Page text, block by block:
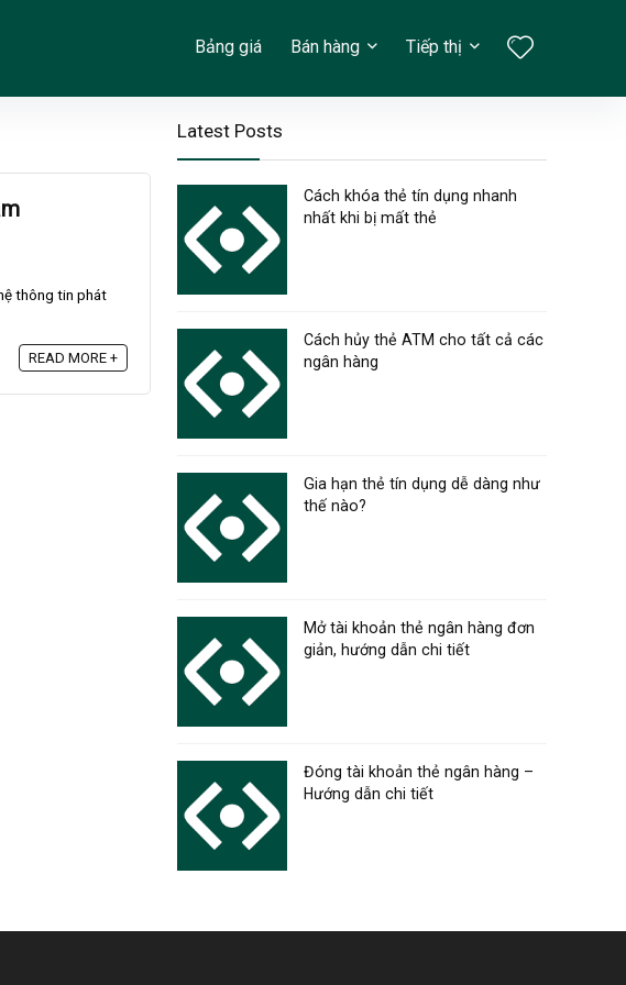
Bảng giá Bán hàng Tiếp thị
thông tin phát
READ MORE +
Latest Posts
Cách khóa thẻ tín dụng nhanh
nhất khi bị mất thẻ
Cách hủy thẻ ATM cho tất cả các
ngân hàng
Gia hạn thẻ tín dụng dễ dàng như
thế nào?
Mở tài khoản thẻ ngân hàng đơn
giản, hướng dẫn chi tiết
Đóng tài khoản thẻ ngân hàng –
Hướng dẫn chi tiết